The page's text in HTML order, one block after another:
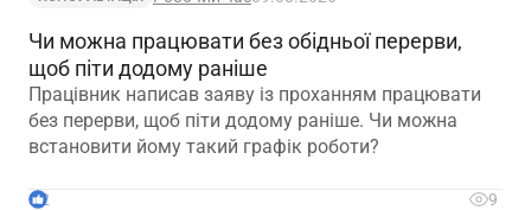
Чи можна працювати без обідньої перерви,
щоб піти додому раніше
Працівник написав заяву із проханням працювати
без перерви, щоб піти додому раніше. Чи можна
встановити йому такий графік роботи?
2
9